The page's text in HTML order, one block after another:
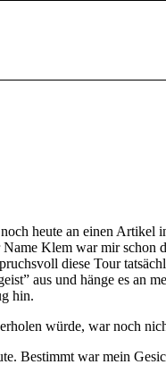
heute an einen
Klem war mir schon
diese Tour
aus und hänge es an
hin.
würde, war noch
Bestimmt war mein